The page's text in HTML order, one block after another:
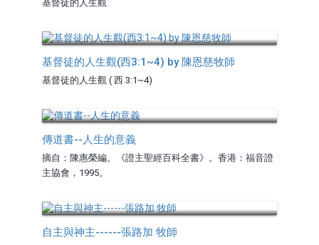
基督徒的人生觀
基督徒的人生觀(西3:1~4) by 陳恩慈牧師
基督徒的人生觀 ( 西 3:1~4)
傳道書--人生的意義
摘自：陳惠榮編。《證主聖經百科全書》。香港：福音證
主協會，1995。
自主與神主------張路加 牧師